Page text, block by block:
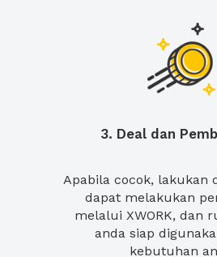
3. Deal dan
Apabila cocok, lakukan
dapat melakukan
melalui XWORK, dan
anda siap
kebutuhan